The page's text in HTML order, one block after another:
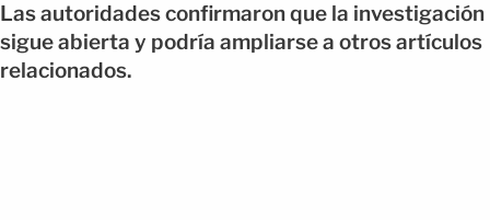
Las autoridades confirmaron que la investigación
sigue abierta y podría ampliarse a otros artículos
relacionados.